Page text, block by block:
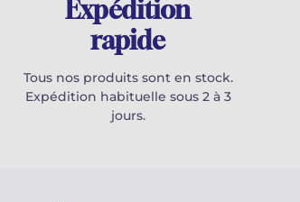
Expédition
rapide
Tous nos produits sont en stock.
Expédition habituelle sous 2 à 3
jours.